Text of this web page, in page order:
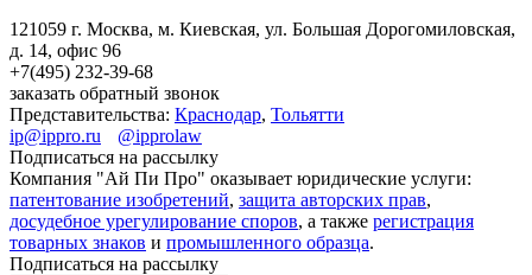
121059 г. Москва, м. Киевская, ул. Большая Дорогомиловская,
д. 14, офис 96
+7(495) 232-39-68
заказать обратный звонок
Представительства: Краснодар, Тольятти
ip@ippro.ru
@ipprolaw
Подписаться на рассылку
Компания "Ай Пи Про" оказывает юридические услуги:
патентование изобретений, защита авторских прав,
досудебное урегулирование споров, а также регистрация
товарных знаков и промышленного образца.
Подписаться на рассылку